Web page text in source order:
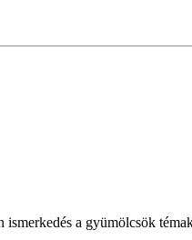
a gyümölcsök